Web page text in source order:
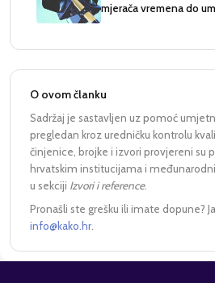
mjerača vremena do
O ovom članku
Sadržaj je sastavljen uz pomoć
pregledan kroz uredničku kontrolu
činjenice, brojke i izvori provjereni su
hrvatskim institucijama i
u sekciji Izvori i reference.
Pronašli ste grešku ili imate dopune?
info@kako.hr